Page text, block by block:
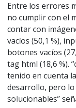
Entre los errores
no cumplir con el
contar con
vacíos (50,1 %),
botones vacíos
tag html (18,6 %).
tenido en cuenta
desarrollo, pero
solucionables”